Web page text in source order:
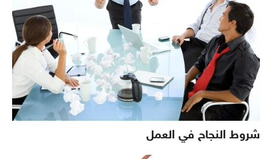
شروط النجاح في العمل